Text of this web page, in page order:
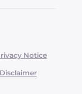
Notice